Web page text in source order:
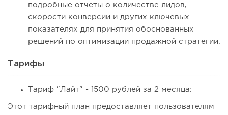
подробные отчеты о количестве лидов,
скорости конверсии и других ключевых
показателях для принятия обоснованных
решений по оптимизации продажной стратегии.
Тарифы
Тариф "Лайт" - 1500 рублей за 2 месяца:
Этот тарифный план предоставляет пользователям